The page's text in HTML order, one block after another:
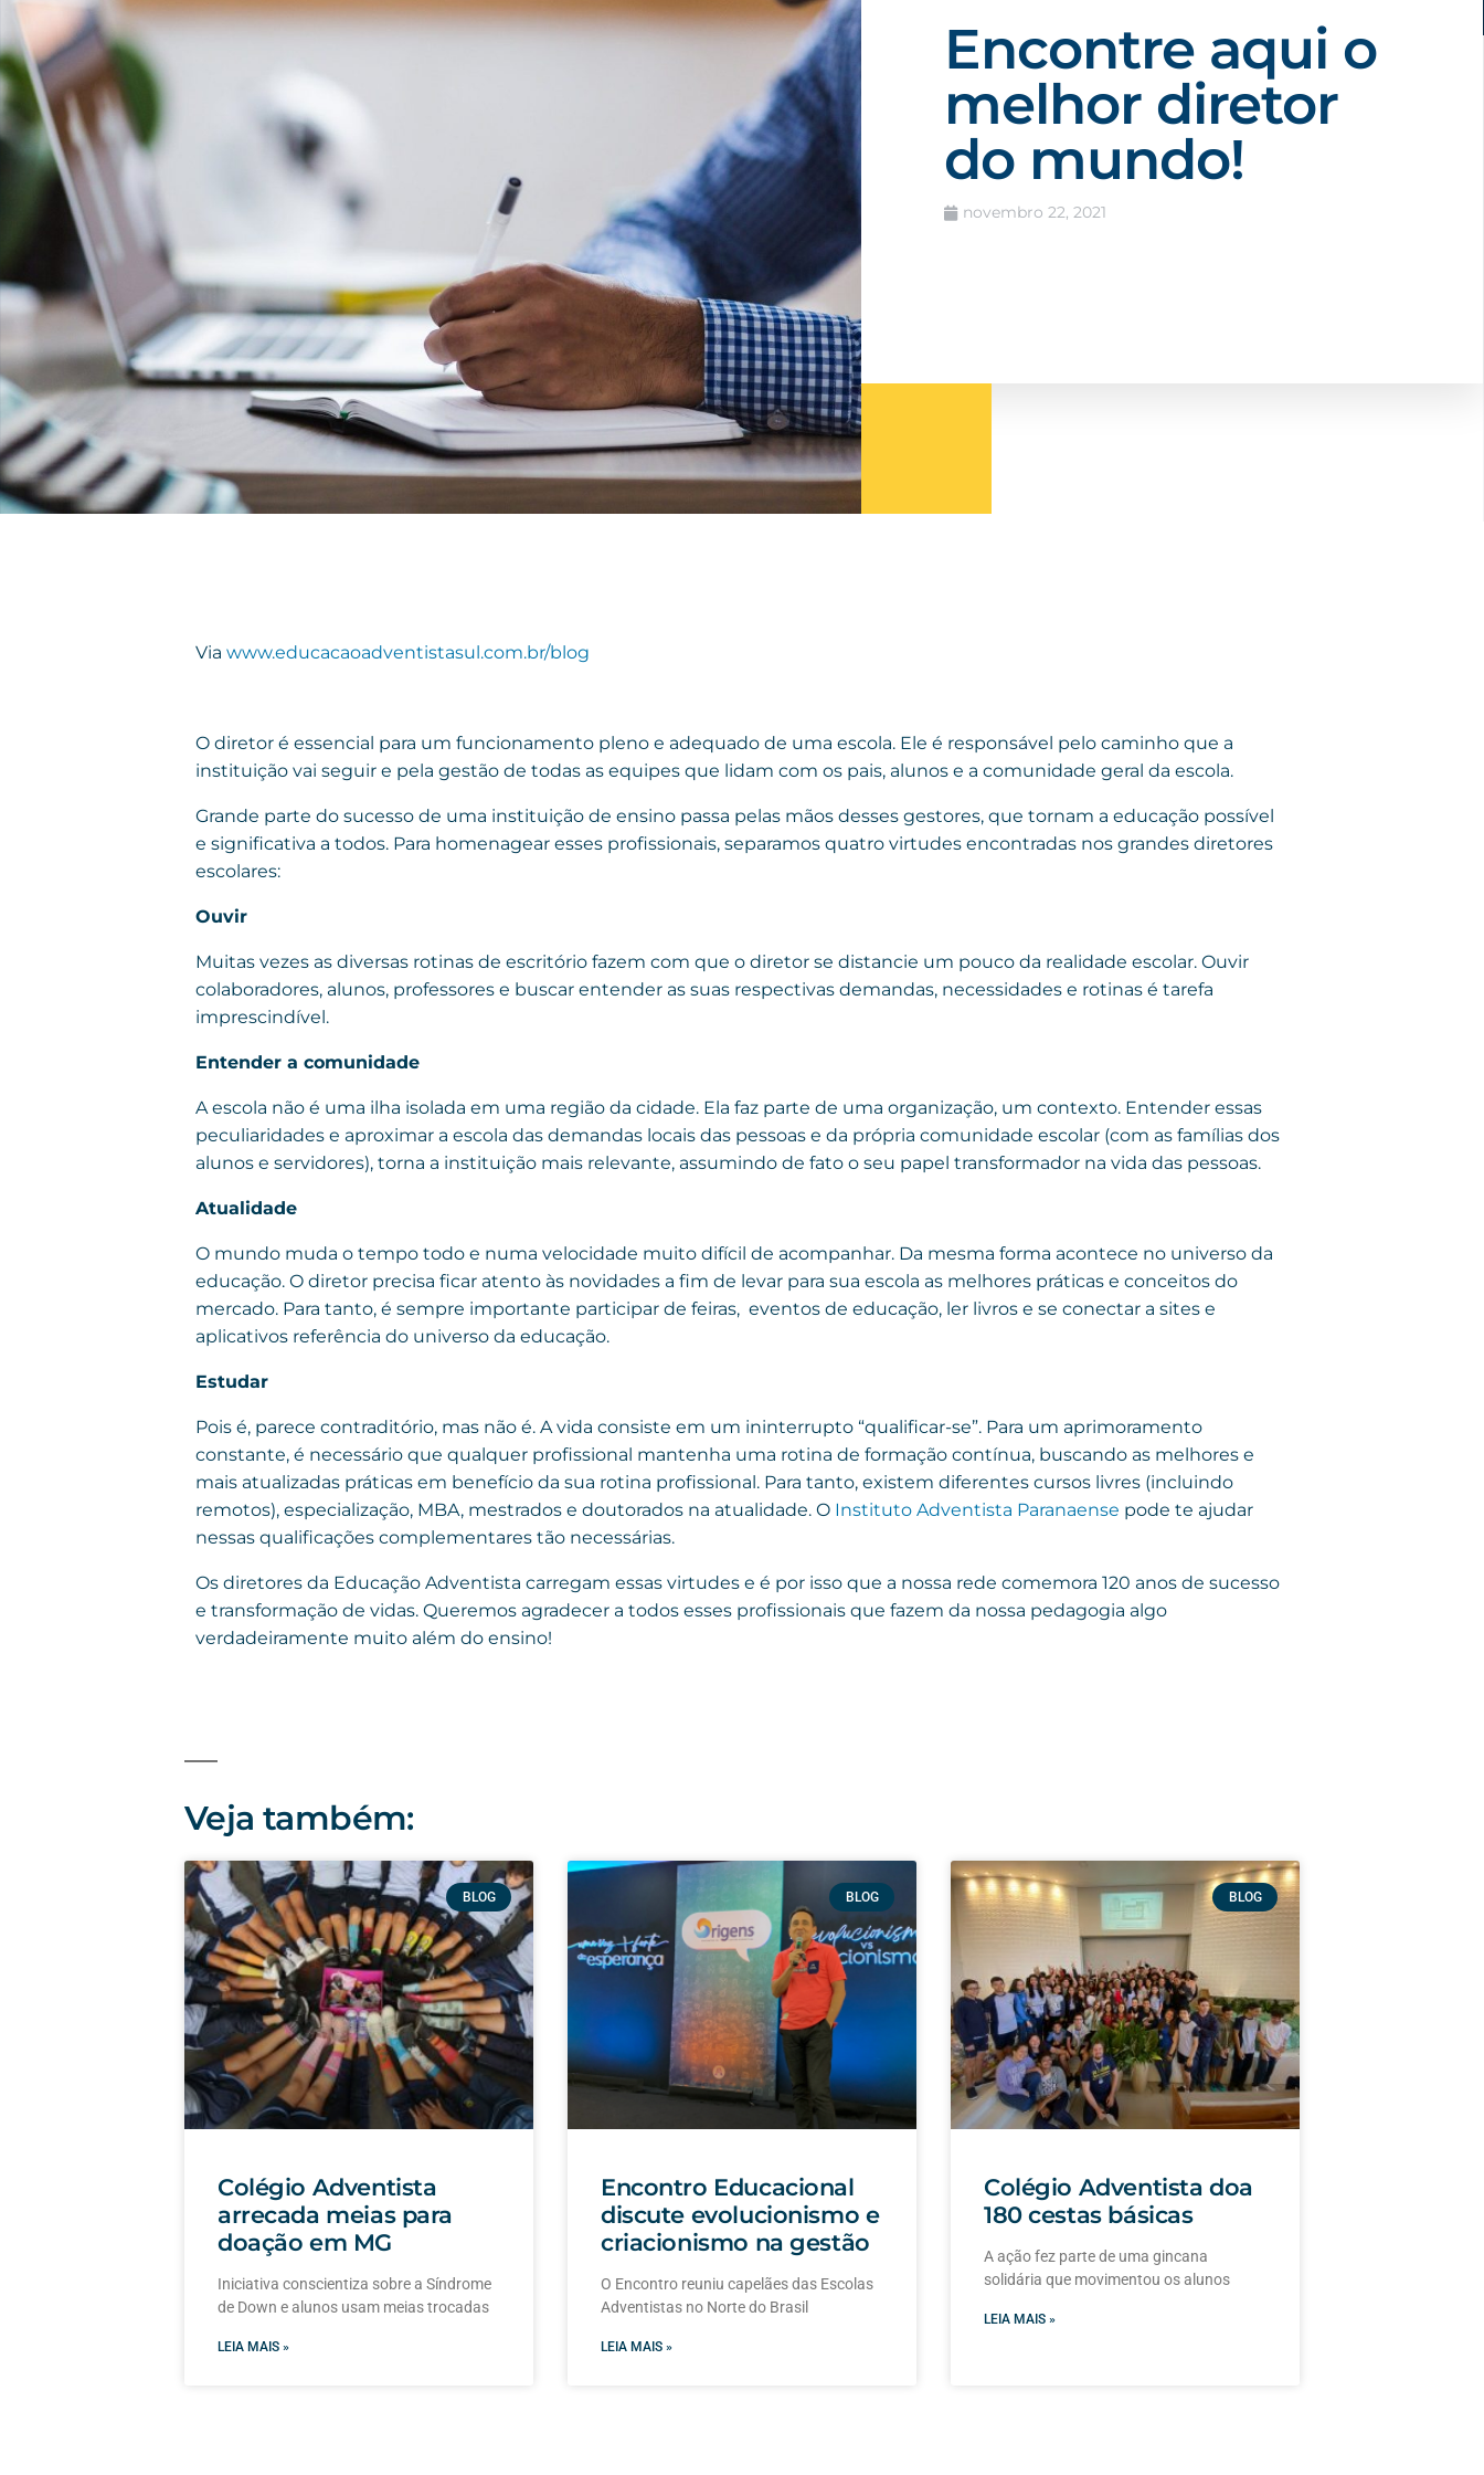
Encontre aqui o
melhor diretor
do mundo!
novembro 22, 2021
Via www.educacaoadventistasul.com.br/blog
O diretor é essencial para um funcionamento pleno e adequado de uma escola. Ele é responsável pelo caminho que a
instituição vai seguir e pela gestão de todas as equipes que lidam com os pais, alunos e a comunidade geral da escola.
Grande parte do sucesso de uma instituição de ensino passa pelas mãos desses gestores, que tornam a educação possível
e significativa a todos. Para homenagear esses profissionais, separamos quatro virtudes encontradas nos grandes diretores
escolares:
Ouvir
Muitas vezes as diversas rotinas de escritório fazem com que o diretor se distancie um pouco da realidade escolar. Ouvir
colaboradores, alunos, professores e buscar entender as suas respectivas demandas, necessidades e rotinas é tarefa
imprescindível.
Entender a comunidade
A escola não é uma ilha isolada em uma região da cidade. Ela faz parte de uma organização, um contexto. Entender essas
peculiaridades e aproximar a escola das demandas locais das pessoas e da própria comunidade escolar (com as famílias dos
alunos e servidores), torna a instituição mais relevante, assumindo de fato o seu papel transformador na vida das pessoas.
Atualidade
O mundo muda o tempo todo e numa velocidade muito difícil de acompanhar. Da mesma forma acontece no universo da
educação. O diretor precisa ficar atento às novidades a fim de levar para sua escola as melhores práticas e conceitos do
mercado. Para tanto, é sempre importante participar de feiras, eventos de educação, ler livros e se conectar a sites e
aplicativos referência do universo da educação.
Estudar
Pois é, parece contraditório, mas não é. A vida consiste em um ininterrupto “qualificar-se”. Para um aprimoramento
constante, é necessário que qualquer profissional mantenha uma rotina de formação contínua, buscando as melhores e
mais atualizadas práticas em benefício da sua rotina profissional. Para tanto, existem diferentes cursos livres (incluindo
remotos), especialização, MBA, mestrados e doutorados na atualidade. O Instituto Adventista Paranaense pode te ajudar
nessas qualificações complementares tão necessárias.
Os diretores da Educação Adventista carregam essas virtudes e é por isso que a nossa rede comemora 120 anos de sucesso
e transformação de vidas. Queremos agradecer a todos esses profissionais que fazem da nossa pedagogia algo
verdadeiramente muito além do ensino!
Veja também:
BLOG
Colégio Adventista
arrecada meias para
doação em MG
Iniciativa conscientiza sobre a Síndrome
de Down e alunos usam meias trocadas
LEIA MAIS »
BLOG
Encontro Educacional
discute evolucionismo e
criacionismo na gestão
O Encontro reuniu capelães das Escolas
Adventistas no Norte do Brasil
LEIA MAIS »
BLOG
Colégio Adventista doa
180 cestas básicas
A ação fez parte de uma gincana
solidária que movimentou os alunos
LEIA MAIS »